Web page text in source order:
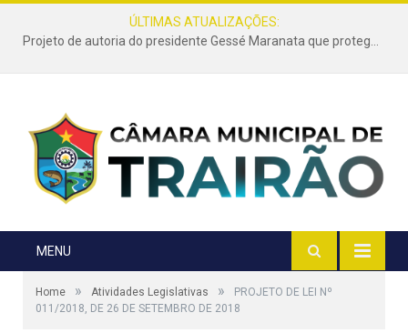
ÚLTIMAS ATUALIZAÇÕES:
Projeto de autoria do presidente Gessé Maranata que protege as estradas vicinais de Trairão é transformado em lei
MENU
Home » Atividades Legislativas »
PROJETO DE LEI Nº
011/2018, DE 26 DE SETEMBRO DE 2018